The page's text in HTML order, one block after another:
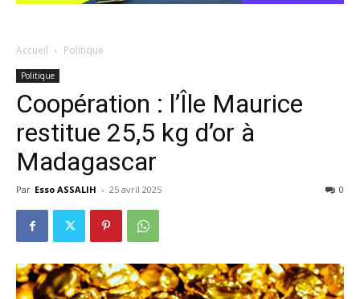
Accueil Politique
Politique
Coopération : l’Île Maurice
restitue 25,5 kg d’or à
Madagascar
Par Esso ASSALIH - 25 avril 2025 0